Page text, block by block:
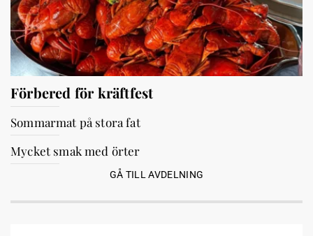
Förbered för kräftfest
Sommarmat på stora fat
Mycket smak med örter
GÅ TILL AVDELNING